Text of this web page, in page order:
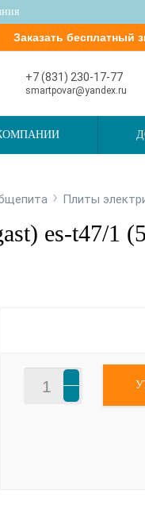
Заказать бесплатный
+7 (831) 230-17-77
smartpovar@yandex.ru
› Плиты
es-t47/1